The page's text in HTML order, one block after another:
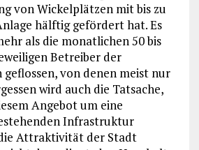
von Wickelplätzen mit bis zu
hälftig gefördert hat. Es
als die monatlichen 50 bis
Betreiber der
von denen meist nur
wird auch die Tatsache,
Angebot um eine
Infrastruktur
Attraktivität der Stadt